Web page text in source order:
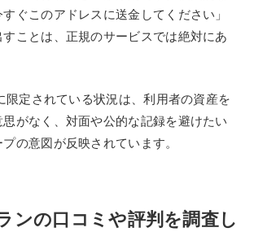
ぐこのアドレスに送金してください」
ことは、正規のサービスでは絶対にあ
限定されている状況は、利用者の資産を
がなく、対面や公的な記録を避けたい
の意図が反映されています。
ンの口コミや評判を調査し